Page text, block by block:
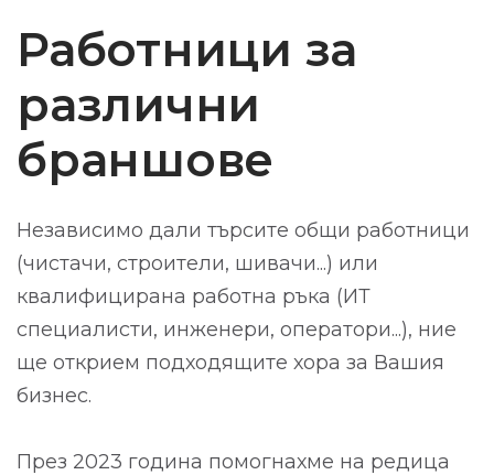
Работници за
различни
браншове
Независимо дали търсите общи работници
(чистачи, строители, шивачи...) или
квалифицирана работна ръка (ИТ
специалисти, инженери, оператори...), ние
ще открием подходящите хора за Вашия
бизнес.
През 2023 година помогнахме на редица